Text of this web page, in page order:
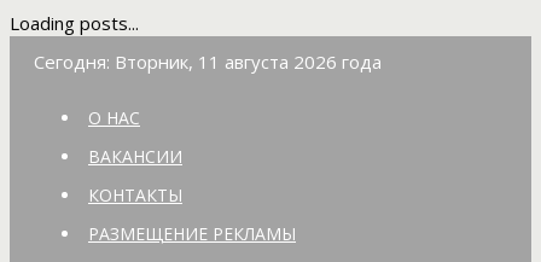
Loading posts...
Сегодня: Вторник, 11 августа 2026 года
О НАС
ВАКАНСИИ
КОНТАКТЫ
РАЗМЕЩЕНИЕ РЕКЛАМЫ